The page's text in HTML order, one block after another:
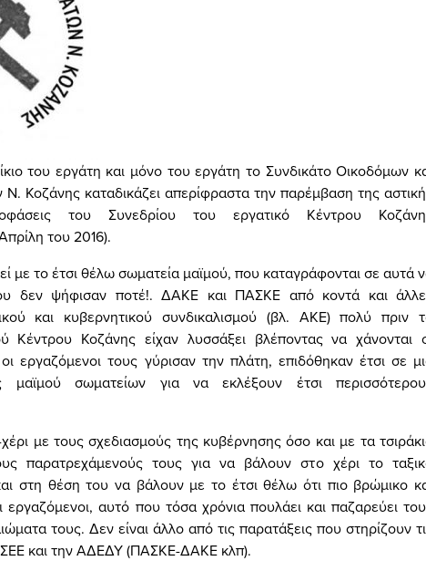
του εργάτη και μόνο του εργάτη το Συνδικάτο Οικοδόμων
Κοζάνης καταδικάζει απερίφραστα την παρέμβαση της
του Συνεδρίου του εργατικό Κέντρου
του 2016).
με το έτσι θέλω σωματεία μαϊμού, που καταγράφονται σε αυτά
δεν ψήφισαν ποτέ!. ΔΑΚΕ και ΠΑΣΚΕ από κοντά και
και κυβερνητικού συνδικαλισμού (βλ. ΑΚΕ) πολύ πριν
Κέντρου Κοζάνης είχαν λυσσάξει βλέποντας να χάνονται
εργαζόμενοι τους γύρισαν την πλάτη, επιδόθηκαν έτσι σε
μαϊμού σωματείων για να εκλέξουν έτσι
με τους σχεδιασμούς της κυβέρνησης όσο και με τα
παρατρεχάμενούς τους για να βάλουν στο χέρι το
στη θέση του να βάλουν με το έτσι θέλω ότι πιο βρώμικο
εργαζόμενοι, αυτό που τόσα χρόνια πουλάει και παζαρεύει
τους. Δεν είναι άλλο από τις παρατάξεις που στηρίζουν
και την ΑΔΕΔΥ (ΠΑΣΚΕ-ΔΑΚΕ κλπ).